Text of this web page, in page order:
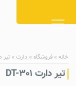
content
خانه » فروشگاه » دارت » تیر
تیر دارت DT-301